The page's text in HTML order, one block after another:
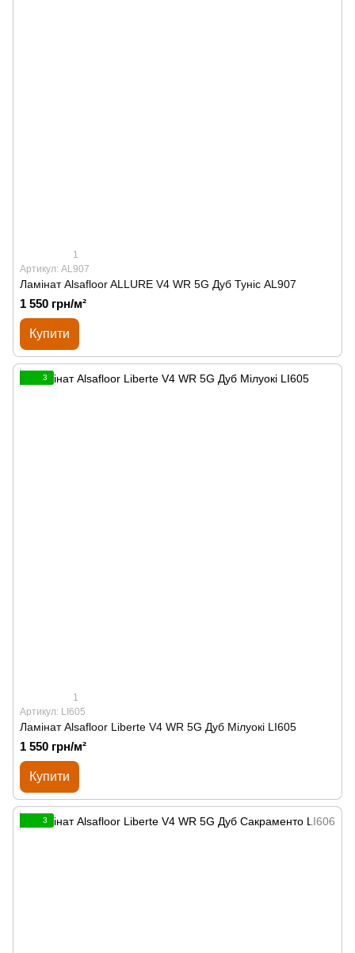
1
Артикул: AL907
Ламінат Alsafloor ALLURE V4 WR 5G Дуб Туніс AL907
1 550 грн/м²
Купити
3
1
Артикул: LI605
Ламінат Alsafloor Liberte V4 WR 5G Дуб Мілуокі LI605
1 550 грн/м²
Купити
3